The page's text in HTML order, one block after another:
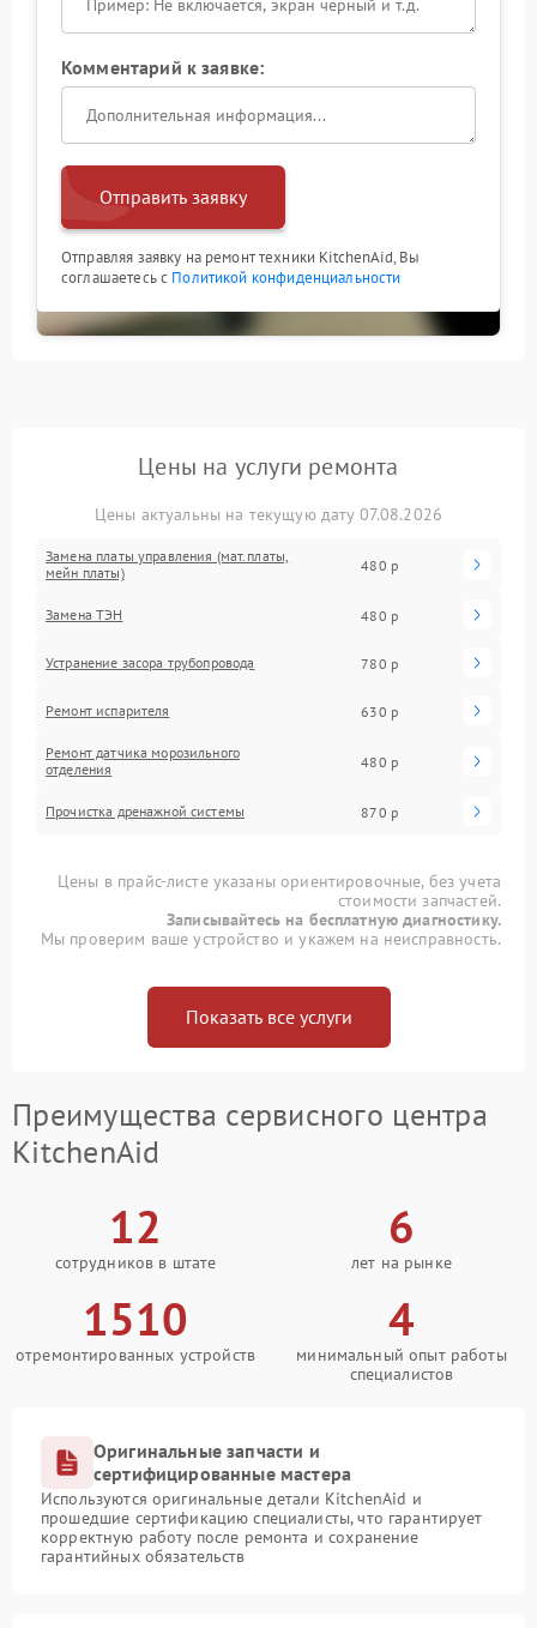
Комментарий к заявке:
Отправить заявку
Отправляя заявку на ремонт техники KitchenAid, Вы
соглашаетесь с Политикой конфиденциальности
Цены на услуги ремонта
Цены актуальны на текущую дату 07.08.2026
Замена платы управления (мат.платы,
мейн платы)
480 р
Замена ТЭН 480 р
Устранение засора трубопровода 780 р
Ремонт испарителя 630 р
Ремонт датчика морозильного
отделения
480 р
Прочистка дренажной системы 870 р
Цены в прайс-листе указаны ориентировочные, без учета
стоимости запчастей.
Записывайтесь на бесплатную диагностику.
Мы проверим ваше устройство и укажем на неисправность.
Показать все услуги
Преимущества сервисного центра
KitchenAid
12
сотрудников в штате
6
лет на рынке
1510
отремонтированных устройств
4
минимальный опыт работы
специалистов
Оригинальные запчасти и
сертифицированные мастера
Используются оригинальные детали KitchenAid и
прошедшие сертификацию специалисты, что гарантирует
корректную работу после ремонта и сохранение
гарантийных обязательств